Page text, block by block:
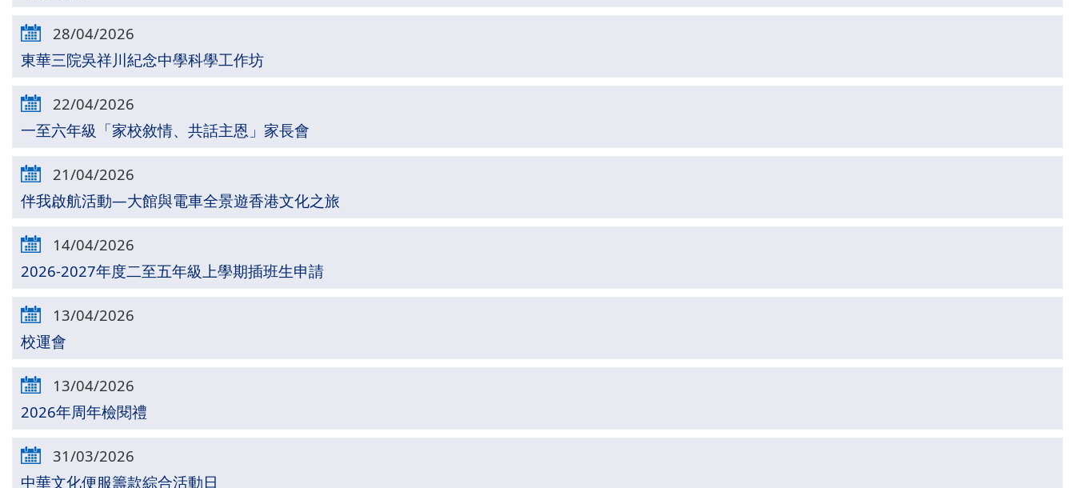
28/04/2026
東華三院吳祥川紀念中學科學工作坊
22/04/2026
一至六年級「家校敘情、共話主恩」家長會
21/04/2026
伴我啟航活動—大館與電車全景遊香港文化之旅
14/04/2026
2026-2027年度二至五年級上學期插班生申請
13/04/2026
校運會
13/04/2026
2026年周年檢閱禮
31/03/2026
中華文化便服籌款綜合活動日